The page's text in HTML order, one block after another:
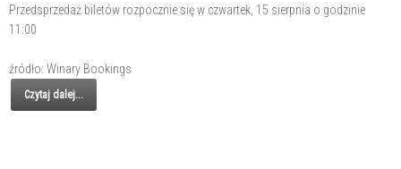
Przedsprzedaż biletów rozpocznie się w czwartek, 15 sierpnia o godzinie
11:00
źródło: Winary Bookings
Czytaj dalej...